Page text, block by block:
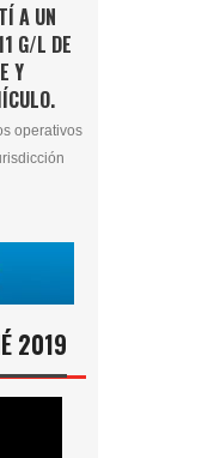
A UN
G/L DE
Y
operativos
2019